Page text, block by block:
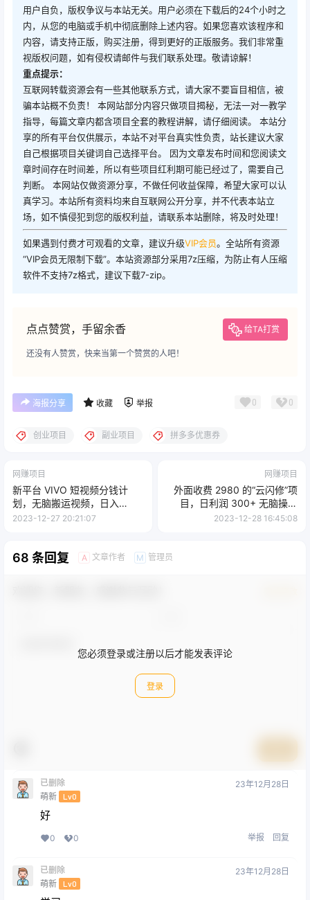
用户自负，版权争议与本站无关。用户必须在下载后的24个小时之
内，从您的电脑或手机中彻底删除上述内容。如果您喜欢该程序和
内容，请支持正版，购买注册，得到更好的正版服务。我们非常重
视版权问题，如有侵权请邮件与我们联系处理。敬请谅解！
重点提示：
互联网转载资源会有一些其他联系方式，请大家不要盲目相信，被
骗本站概不负责！ 本网站部分内容只做项目揭秘，无法一对一教学
指导，每篇文章内都含项目全套的教程讲解，请仔细阅读。 本站分
享的所有平台仅供展示，本站不对平台真实性负责，站长建议大家
自己根据项目关键词自己选择平台。 因为文章发布时间和您阅读文
章时间存在时间差，所以有些项目红利期可能已经过了，需要自己
判断。 本网站仅做资源分享，不做任何收益保障，希望大家可以认
真学习。本站所有资料均来自互联网公开分享，并不代表本站立
场，如不慎侵犯到您的版权利益，请联系本站删除，将及时处理！
如果遇到付费才可观看的文章，建议升级VIP会员。全站所有资源
“VIP会员无限制下载”。本站资源部分采用7z压缩，为防止有人压缩
软件不支持7z格式，建议下载7-zip。
点点赞赏，手留余香 给TA打赏
还没有人赞赏，快来当第一个赞赏的人吧！
海报分享 收藏 举报 0 0
创业项目 副业项目 拼多多优惠券
网赚项目
新平台 VIVO 短视频分钱计
划，无脑搬运视频，日入
2000＋
2023-12-27 20:21:07
网赚项目
外面收费 2980 的“云闪修”项
目，日利润 300+ 无脑操作
【揭秘】
2023-12-28 16:45:08
68 条回复 A 文章作者 M 管理员
您必须登录或注册以后才能发表评论
登录
已删除
萌新 Lv0
23年12月28日
好
0 0 举报 回复
已删除
萌新 Lv0
23年12月28日